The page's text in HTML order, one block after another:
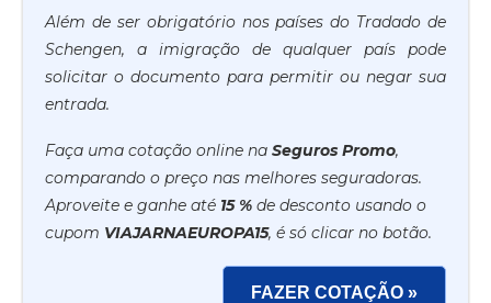
Além de ser obrigatório nos países do Tradado de
Schengen, a imigração de qualquer país pode
solicitar o documento para permitir ou negar sua
entrada.
Faça uma cotação online na Seguros Promo,
comparando o preço nas melhores seguradoras.
Aproveite e ganhe até 15 % de desconto usando o
cupom VIAJARNAEUROPA15, é só clicar no botão.
FAZER COTAÇÃO »